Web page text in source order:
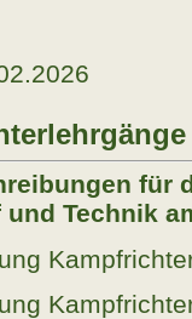
für
und Technik